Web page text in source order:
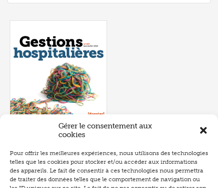
Gérer le consentement aux
cookies
Pour offrir les meilleures expériences, nous utilisons des technologies
telles que les cookies pour stocker et/ou accéder aux informations
des appareils. Le fait de consentir à ces technologies nous permettra
de traiter des données telles que le comportement de navigation ou
Numéro 657- juin 2026